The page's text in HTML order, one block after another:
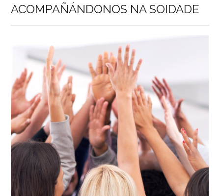
ACOMPAÑÁNDONOS NA SOIDADE